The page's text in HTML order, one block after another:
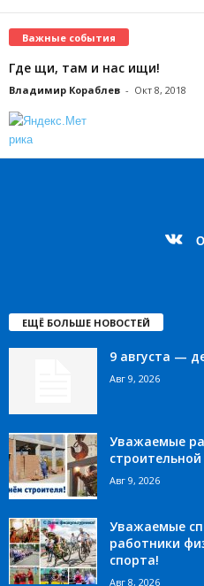
Важные события
Где щи, там и нас ищи!
Владимир Кораблев - Окт 8, 2018
ЕЩЁ БОЛЬШЕ НОВОСТЕЙ
9 августа —
Авг 9, 2026
Уважаемые
Авг 9, 2026
Уважаемые
работники
спорта!
Авг 8, 2026